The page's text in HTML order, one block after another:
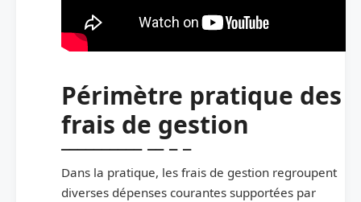
Périmètre pratique des
frais de gestion
Dans la pratique, les frais de gestion regroupent
diverses dépenses courantes supportées par